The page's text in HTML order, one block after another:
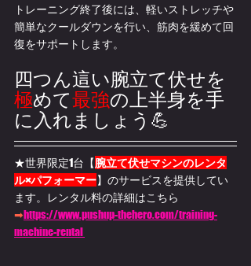
トレーニング終了後には、軽いストレッチや
簡単なクールダウンを行い、筋肉を緩めて回
復をサポートします。
四つん這い腕立て伏せを
極めて最強の上半身を手
に入れましょう💪
★世界限定1台【腕立て伏せマシンのレンタ
ル×パフォーマー】のサービスを提供してい
ます。
レンタル料の詳細はこちら
➡https://www.pushup-thehero.com/training-
machine-rental